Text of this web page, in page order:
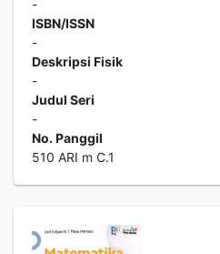
-
ISBN/ISSN
-
Deskripsi Fisik
-
Judul Seri
-
No. Panggil
510 ARI m C.1